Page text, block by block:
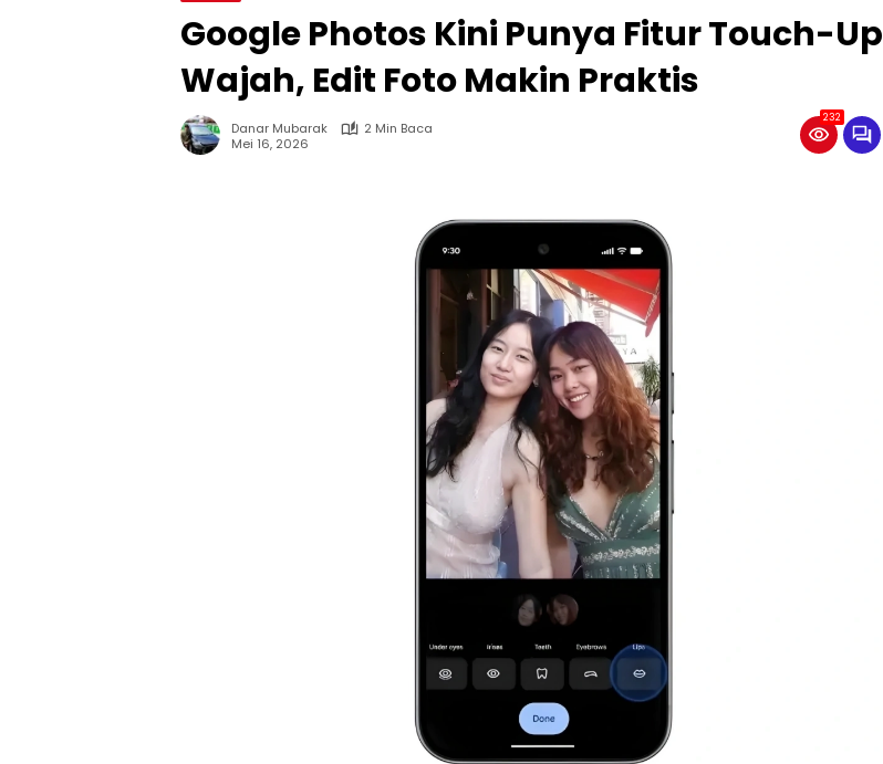
Google Photos Kini Punya Fitur Touch-Up
Wajah, Edit Foto Makin Praktis
Danar Mubarak
2 Min Baca
Mei 16, 2026
232